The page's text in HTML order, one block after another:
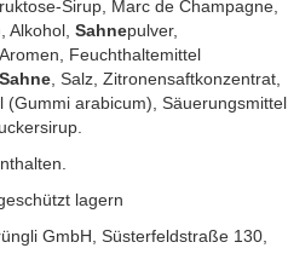
Sirup, Marc de Champagne,
Alkohol, Sahnepulver,
Feuchthaltemittel
Sahne , Salz, Zitronensaftkonzentrat,
arabicum), Säuerungsmittel
lagern
GmbH, Süsterfeldstraße 130,